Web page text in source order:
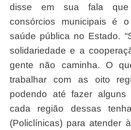
disse em sua fala
consórcios municipais é
saúde pública no Estado.
solidariedade e a
gente não caminha. O
trabalhar com as oito
podendo até fazer
cada região dessas
(Policlínicas) para atender